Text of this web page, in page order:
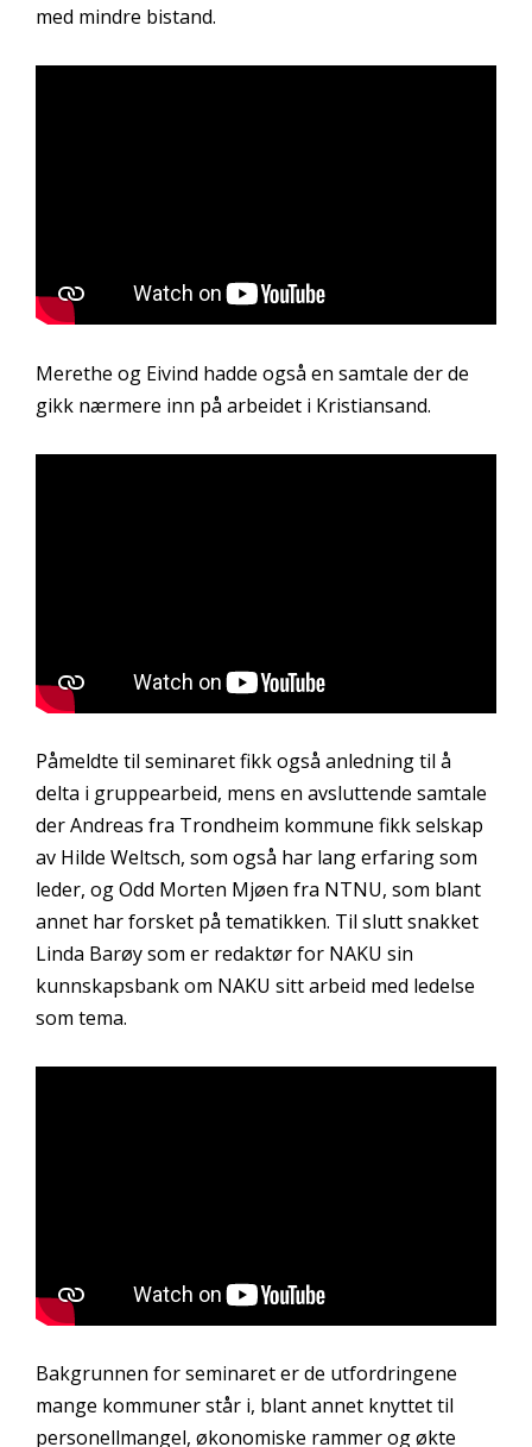
med mindre bistand.
Merethe og Eivind hadde også en samtale der de
gikk nærmere inn på arbeidet i Kristiansand.
Påmeldte til seminaret fikk også anledning til å
delta i gruppearbeid, mens en avsluttende samtale
der Andreas fra Trondheim kommune fikk selskap
av Hilde Weltsch, som også har lang erfaring som
leder, og Odd Morten Mjøen fra NTNU, som blant
annet har forsket på tematikken. Til slutt snakket
Linda Barøy som er redaktør for NAKU sin
kunnskapsbank om NAKU sitt arbeid med ledelse
som tema.
Bakgrunnen for seminaret er de utfordringene
mange kommuner står i, blant annet knyttet til
personellmangel, økonomiske rammer og økte